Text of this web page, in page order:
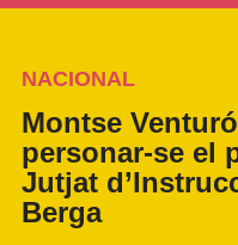
NACIONAL
Montse
personar-se el
Jutjat
Berga